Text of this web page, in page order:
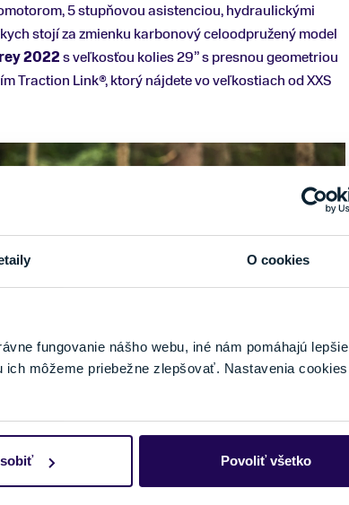
O cookies
fungovanie nášho webu, iné nám pomáhajú lepšie
môžeme priebežne zlepšovať. Nastavenia cookies
Povoliť všetko
5 stupňovou asistenciou, hydraulickými
stojí za zmienku karbonový celoodpružený model
2022s veľkosťou kolies 29” s presnou geometriou
Traction Link®, ktorý nájdete vo veľkostiach od XXS